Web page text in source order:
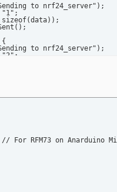
to nrf24_server");
to nrf24_server");
// For RFM73 on Anarduino